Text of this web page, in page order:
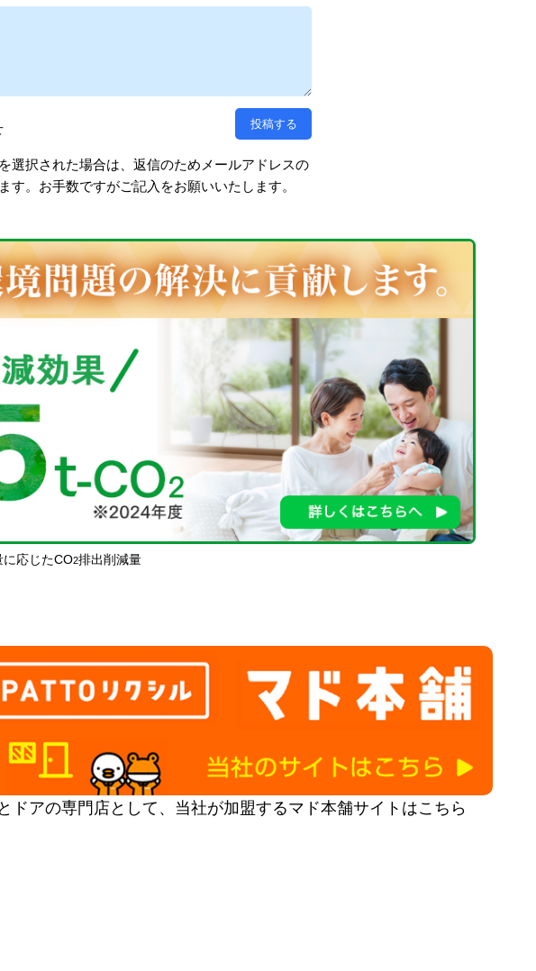
選択された場合は、返信のためメールアドレスの
す。お手数ですがご記入をお願いいたします。
応じたCO2排出削減量
ドアの専門店として、当社が加盟するマド本舗サイトはこちら